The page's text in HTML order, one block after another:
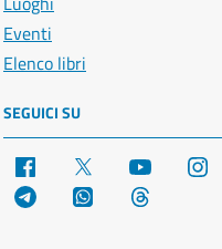
Eventi
Elenco libri
SEGUICI SU
Facebook YouTube
Telegram WhatsApp